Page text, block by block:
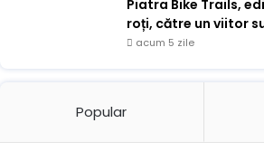
Piatra Bike Trails,
roți, către un viitor
acum 5 zile
Popular